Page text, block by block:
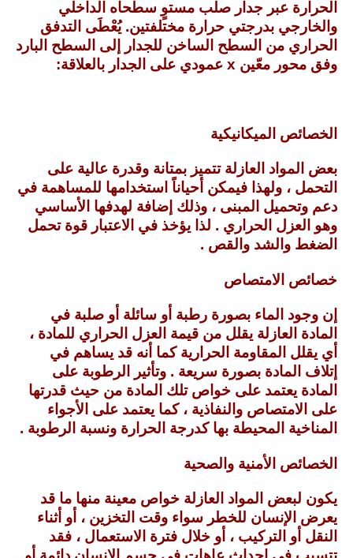
الحرارة عبر جدار صلب مستوٍ سطحاه الداخلي
والخارجي بدرجتي حرارة مختلفتين. يُعْطَى التدفق
الحراري من السطح الساخن للجدار إلى السطح البارد
وفق محور معّين x عمودي على الجدار بالعلاقة:
الخصائص الميكانيكية
بعض المواد العازلة تتميز بمتانة وقدرة عالية على
التحمل ، ولهذا فيمكن أحياناً استخدامها للمساهمة في
دعم وتحميل المبنى ، وذلك إضافة لهدفها الأساسي
وهو العزل الحراري . لذا يؤخذ في الاعتبار قوة تحمل
الضغط والشد والقص .
خصائص الامتصاص
إن وجود الماء بصورة رطبة أو سائلة أو صلبة في
المادة العازلة يقلل من قيمة العزل الحراري للمادة ،
أي يقلل المقاومة الحرارية كما أنه قد يساهم في
إتلاف المادة بصورة سريعة . وتأثير الرطوبة على
المادة يعتمد على خواص تلك المادة من حيث قدرتها
على الامتصاص والنفاذية ، كما يعتمد على الأجواء
المناخية المحيطة بها كدرجة الحرارة ونسبة الرطوبة .
الخصائص الأمنية والصحية
يكون لبعض المواد العازلة خواص معينة منها ما قد
يعرض الإنسان للخطر سواء وقت التخزين ، أو أثناء
النقل أو التركيب ، أو خلال فترة الاستعمال ، فقد